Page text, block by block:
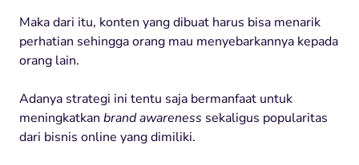
Maka dari itu, konten yang dibuat harus bisa menarik
perhatian sehingga orang mau menyebarkannya kepada
orang lain.
Adanya strategi ini tentu saja bermanfaat untuk
meningkatkan brand awareness sekaligus popularitas
dari bisnis online yang dimiliki.